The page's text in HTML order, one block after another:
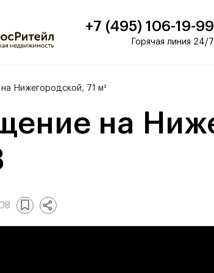
+7 (495) 106-19-99
Горячая линия 24/7
Нижегородской, 71 м²